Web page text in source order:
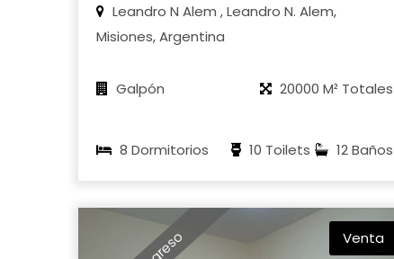
Leandro N Alem , Leandro N. Alem,
Misiones, Argentina
Galpón 20000 M² Totales
8 Dormitorios 12 Baños
10 Toilets
Venta